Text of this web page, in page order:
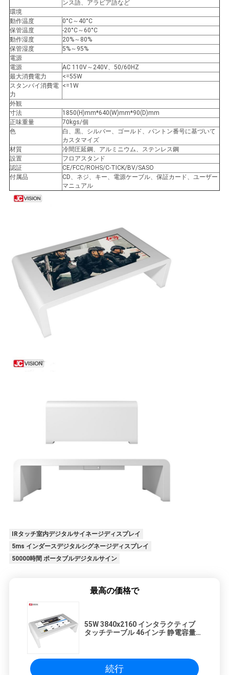
プ
ラ
イ
バ
シ
ー
ポ
リ
シ
ー
ンス語、アラビア語など
環境
動作温度
0°C～40°C
保管温度
-20°C～60°C
動作湿度
20%～80%
保管湿度
5%～95%
電源
電源
AC 110V～240V、50/60HZ
最大消費電力
<=55W
スタンバイ消費電
力
<=1W
外観
寸法
1850(H)mm*640(W)mm*90(D)mm
正味重量
70kgs/個
色
白、黒、シルバー、ゴールド、パントン番号に基づいて
カスタマイズ
材質
冷間圧延鋼、アルミニウム、ステンレス鋼
設置
フロアスタンド
認証
CE/FCC/ROHS/C-TICK/BV/SASO
付属品
CD、ネジ、キー、電源ケーブル、保証カード、ユーザー
マニュアル
IRタッチ室内デジタルサイネージディスプレイ
5ms インダースデジタルシグネージディスプレイ
50000時間 ポータブルデジタルサイン
最高の価格で
55W 3840x2160 インタラクティブ
タッチテーブル 46インチ 静電容量
続行